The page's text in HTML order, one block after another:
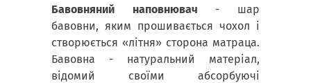
Бавовняний наповнювач - шар
бавовни, яким прошивається чохол і
створюється «літня» сторона матраца.
Бавовна - натуральний матеріал,
відомий своїми абсорбуючі